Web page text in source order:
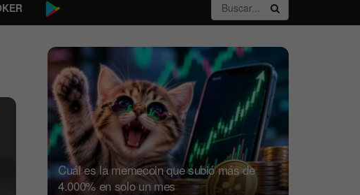
Cuál es la memecoin que subió más de
4.000% en solo un mes